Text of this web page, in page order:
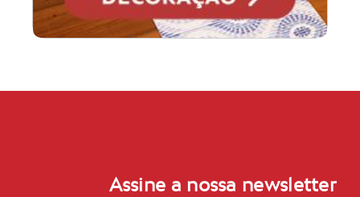
Assine a nossa newsletter